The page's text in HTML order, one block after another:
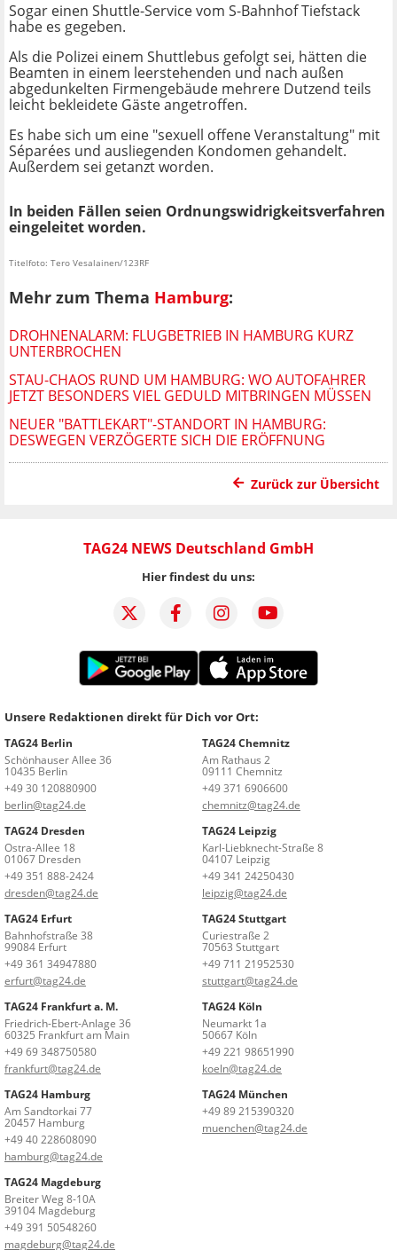
Sogar einen Shuttle-Service vom S-Bahnhof Tiefstack
habe es gegeben.
Als die Polizei einem Shuttlebus gefolgt sei, hätten die
Beamten in einem leerstehenden und nach außen
abgedunkelten Firmengebäude mehrere Dutzend teils
leicht bekleidete Gäste angetroffen.
Es habe sich um eine "sexuell offene Veranstaltung" mit
Séparées und ausliegenden Kondomen gehandelt.
Außerdem sei getanzt worden.
In beiden Fällen seien Ordnungswidrigkeitsverfahren
eingeleitet worden.
Titelfoto: Tero Vesalainen/123RF
Mehr zum Thema Hamburg:
DROHNENALARM: FLUGBETRIEB IN HAMBURG KURZ
UNTERBROCHEN
STAU-CHAOS RUND UM HAMBURG: WO AUTOFAHRER
JETZT BESONDERS VIEL GEDULD MITBRINGEN MÜSSEN
NEUER "BATTLEKART"-STANDORT IN HAMBURG:
DESWEGEN VERZÖGERTE SICH DIE ERÖFFNUNG
Zurück zur Übersicht
TAG24 NEWS Deutschland GmbH
Hier findest du uns:
Unsere Redaktionen direkt für Dich vor Ort:
TAG24 Berlin
Schönhauser Allee 36
10435 Berlin
+49 30 120880900
berlin@tag24.de
TAG24 Chemnitz
Am Rathaus 2
09111 Chemnitz
+49 371 6906600
chemnitz@tag24.de
TAG24 Dresden
Ostra-Allee 18
01067 Dresden
+49 351 888-2424
dresden@tag24.de
TAG24 Leipzig
Karl-Liebknecht-Straße 8
04107 Leipzig
+49 341 24250430
leipzig@tag24.de
TAG24 Erfurt
Bahnhofstraße 38
99084 Erfurt
+49 361 34947880
erfurt@tag24.de
TAG24 Stuttgart
Curiestraße 2
70563 Stuttgart
+49 711 21952530
stuttgart@tag24.de
TAG24 Frankfurt a. M.
Friedrich-Ebert-Anlage 36
60325 Frankfurt am Main
+49 69 348750580
frankfurt@tag24.de
TAG24 Köln
Neumarkt 1a
50667 Köln
+49 221 98651990
koeln@tag24.de
TAG24 Hamburg
Am Sandtorkai 77
20457 Hamburg
+49 40 228608090
hamburg@tag24.de
TAG24 München
+49 89 215390320
muenchen@tag24.de
TAG24 Magdeburg
Breiter Weg 8-10A
39104 Magdeburg
+49 391 50548260
magdeburg@tag24.de